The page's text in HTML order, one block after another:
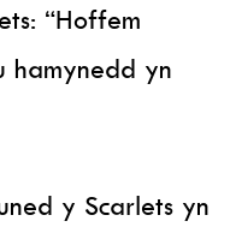
“Hoffem
hamynedd yn
y Scarlets yn